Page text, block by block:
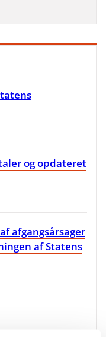
og opdateret
afgangsårsager
af Statens